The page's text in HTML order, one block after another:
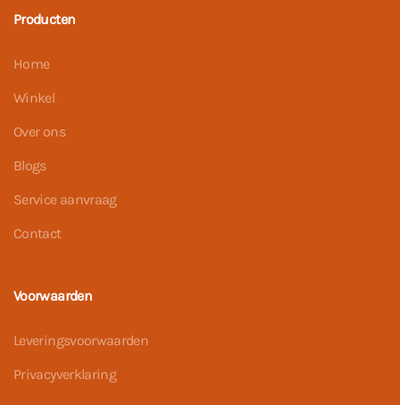
Producten
Home
Winkel
Over ons
Blogs
Service aanvraag
Contact
Voorwaarden
Leveringsvoorwaarden
Privacyverklaring